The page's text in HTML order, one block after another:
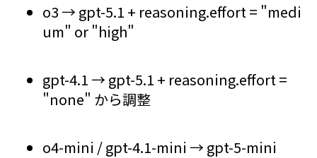
o3 → gpt-5.1 + reasoning.effort = "medi
um" or "high"
gpt-4.1 → gpt-5.1 + reasoning.effort =
"none" から調整
o4-mini / gpt-4.1-mini → gpt-5-mini